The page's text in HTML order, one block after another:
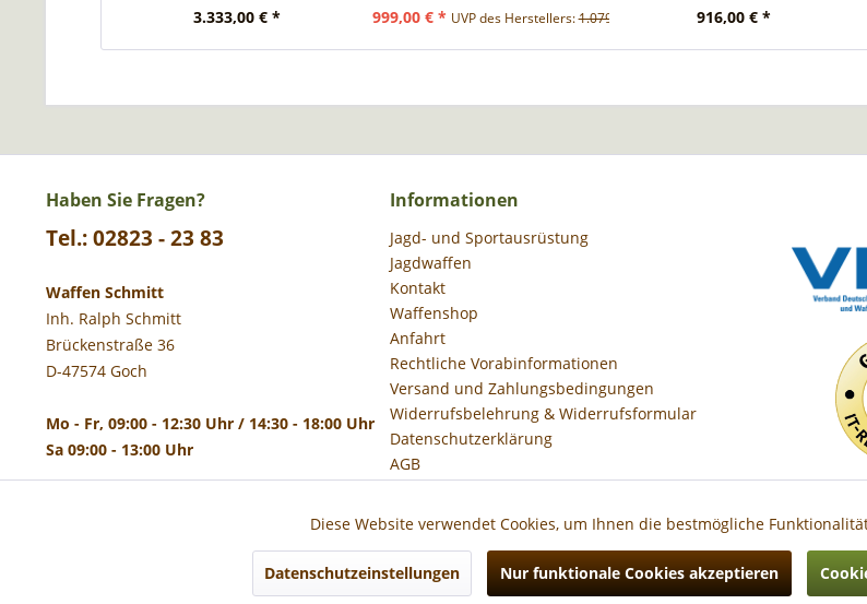
3.333,00 € * 999,00 € * UVP des Herstellers:1.079,00 € * 916,00 € *
Haben Sie Fragen?
Tel.: 02823 - 23 83
Waffen Schmitt
Inh. Ralph Schmitt
Brückenstraße 36
D-47574 Goch
Mo - Fr, 09:00 - 12:30 Uhr / 14:30 - 18:00 Uhr
Sa 09:00 - 13:00 Uhr
Informationen
Jagd- und Sportausrüstung
Jagdwaffen
Kontakt
Waffenshop
Anfahrt
Rechtliche Vorabinformationen
Versand und Zahlungsbedingungen
Widerrufsbelehrung & Widerrufsformular
Datenschutzerklärung
AGB
* Alle Preise inkl. gesetzl. Mehrwertsteuer zzgl.Versandkosten,
Diese Website verwendet Cookies, um Ihnen die bestmögliche
Datenschutzeinstellungen Nur funktionale Cookies akzeptieren